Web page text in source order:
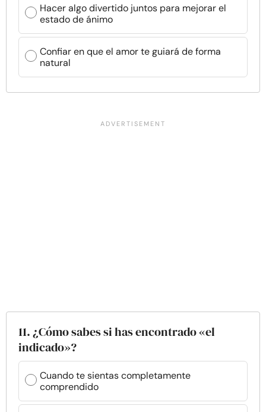
Hacer algo divertido juntos para mejorar el
estado de ánimo
Confiar en que el amor te guiará de forma
natural
11. ¿Cómo sabes si has encontrado «el
indicado»?
Cuando te sientas completamente
comprendido